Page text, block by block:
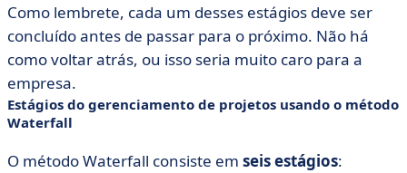
Como lembrete, cada um desses estágios deve ser
concluído antes de passar para o próximo. Não há
como voltar atrás, ou isso seria muito caro para a
empresa.
Estágios do gerenciamento de projetos usando o método
Waterfall
O método Waterfall consiste em seis estágios: